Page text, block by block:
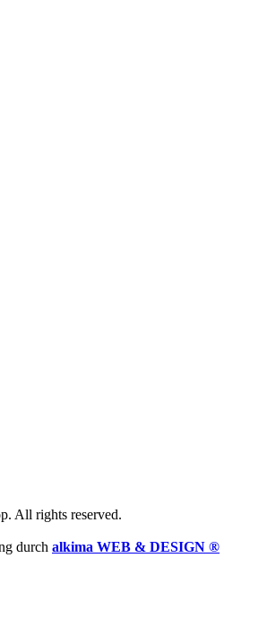
All rights reserved.
durch alkima WEB & DESIGN ®